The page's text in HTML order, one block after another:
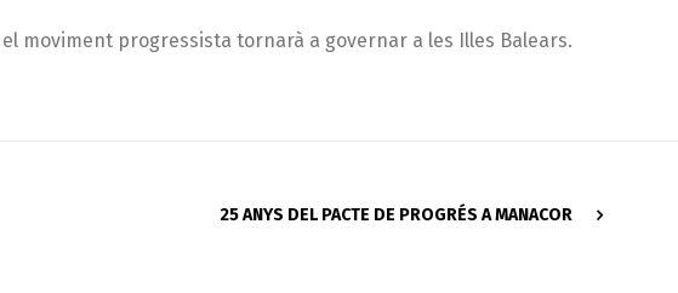
moviment progressista tornarà a governar a les Illes Balears.
25 ANYS DEL PACTE DE PROGRÉS A MANACOR